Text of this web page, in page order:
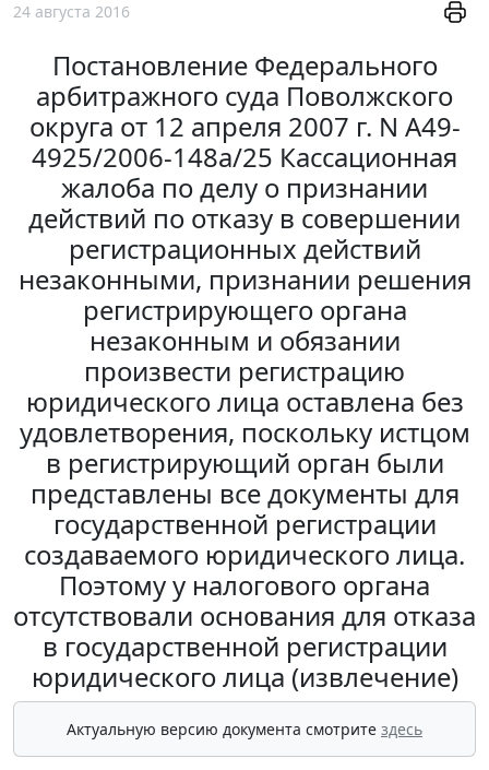
24 августа 2016
Постановление Федерального
арбитражного суда Поволжского
округа от 12 апреля 2007 г. N А49-
4925/2006-148а/25 Кассационная
жалоба по делу о признании
действий по отказу в совершении
регистрационных действий
незаконными, признании решения
регистрирующего органа
незаконным и обязании
произвести регистрацию
юридического лица оставлена без
удовлетворения, поскольку истцом
в регистрирующий орган были
представлены все документы для
государственной регистрации
создаваемого юридического лица.
Поэтому у налогового органа
отсутствовали основания для отказа
в государственной регистрации
юридического лица (извлечение)
Актуальную версию документа смотрите здесь